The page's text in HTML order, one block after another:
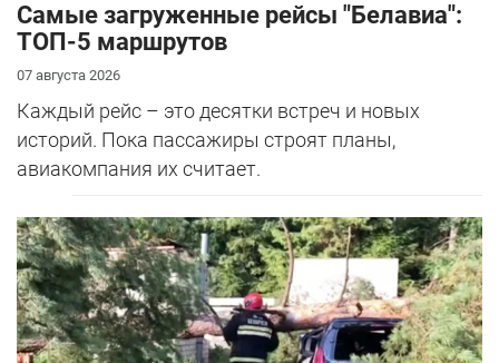
Самые загруженные рейсы "Белавиа":
ТОП-5 маршрутов
07 августа 2026
Каждый рейс – это десятки встреч и новых
историй. Пока пассажиры строят планы,
авиакомпания их считает.